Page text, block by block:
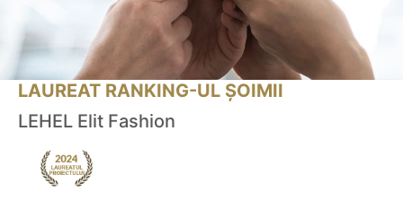
LAUREAT RANKING-UL ȘOIMII
LEHEL Elit Fashion